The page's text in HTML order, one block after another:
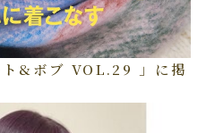
&ボブ VOL.29 」に掲